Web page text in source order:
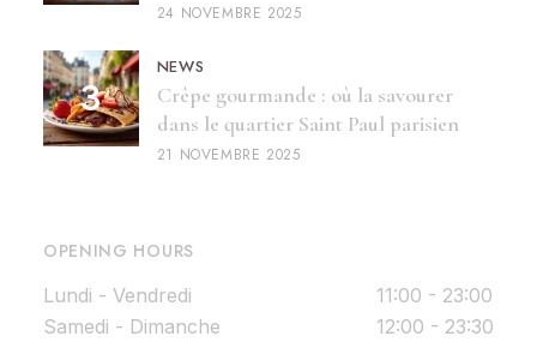
24 NOVEMBRE 2025
NEWS
Crêpe gourmande : où la savourer
dans le quartier Saint Paul parisien
21 NOVEMBRE 2025
OPENING HOURS
Lundi - Vendredi
11:00 - 23:00
Samedi - Dimanche
12:00 - 23:30